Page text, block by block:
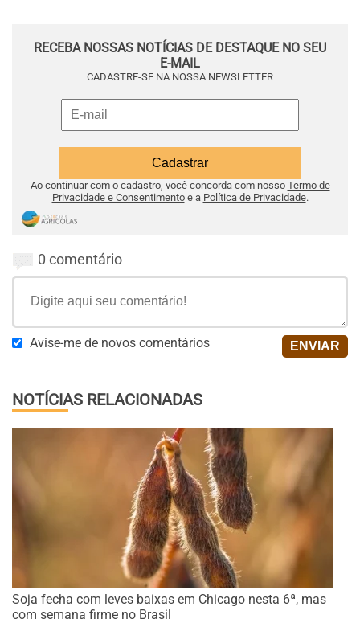
RECEBA NOSSAS NOTÍCIAS DE DESTAQUE NO SEU
E-MAIL
CADASTRE-SE NA NOSSA NEWSLETTER
Ao continuar com o cadastro, você concorda com nosso Termo de
Privacidade e Consentimentoe a Política de Privacidade.
0 comentário
Avise-me de novos comentários
NOTÍCIAS RELACIONADAS
Soja fecha com leves baixas em Chicago nesta 6ª, mas
com semana firme no Brasil